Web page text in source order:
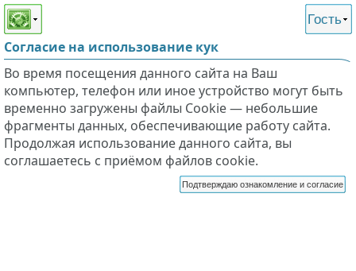
Этот сайт поддерживает
слабовидящих
Гость
Согласие на использование кук
Во время посещения данного сайта на Ваш
компьютер, телефон или иное устройство могут быть
временно загружены файлы Cookie — небольшие
фрагменты данных, обеспечивающие работу сайта.
Продолжая использование данного сайта, вы
соглашаетесь с приёмом файлов cookie.
Подтверждаю ознакомление и согласие